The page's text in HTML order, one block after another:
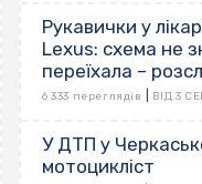
Рукавички у
Lexus: схема не
переїхала –
6 333 переглядів ВІД 3
У ДТП у
мотоцикліст